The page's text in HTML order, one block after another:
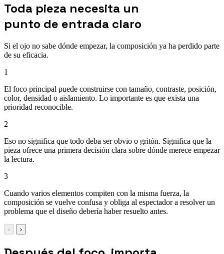
Toda pieza necesita un
punto de entrada claro
Si el ojo no sabe dónde empezar, la composición ya ha perdido parte
de su eficacia.
1
El foco principal puede construirse con tamaño, contraste, posición,
color, densidad o aislamiento. Lo importante es que exista una
prioridad reconocible.
2
Eso no significa que todo deba ser obvio o gritón. Significa que la
pieza ofrece una primera decisión clara sobre dónde merece empezar
la lectura.
3
Cuando varios elementos compiten con la misma fuerza, la
composición se vuelve confusa y obliga al espectador a resolver un
problema que el diseño debería haber resuelto antes.
‹ ›